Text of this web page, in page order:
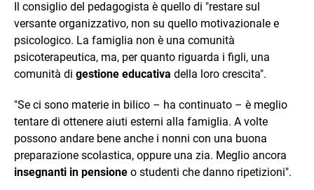
Il consiglio del pedagogista è quello di "restare sul
versante organizzativo, non su quello motivazionale e
psicologico. La famiglia non è una comunità
psicoterapeutica, ma, per quanto riguarda i figli, una
comunità di gestione educativa della loro crescita".
"Se ci sono materie in bilico – ha continuato – è meglio
tentare di ottenere aiuti esterni alla famiglia. A volte
possono andare bene anche i nonni con una buona
preparazione scolastica, oppure una zia. Meglio ancora
insegnanti in pensione o studenti che danno ripetizioni".